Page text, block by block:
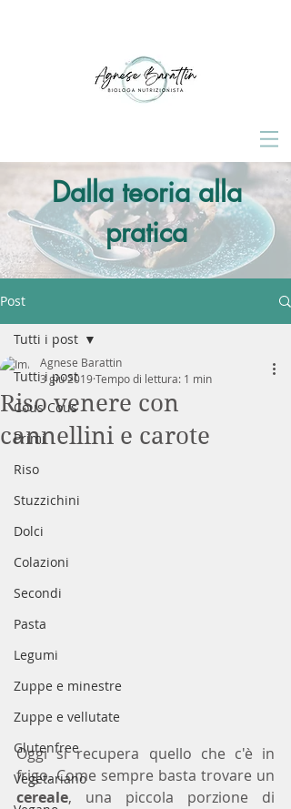
Dalla teoria alla
pratica
Post
Tutti i post
Cous Cous
Primi
Riso
Stuzzichini
Dolci
Colazioni
Secondi
Pasta
Legumi
Zuppe e minestre
Zuppe e vellutate
Glutenfree
Vegetariano
Tutti i post
Riso venere con
cannellini e carote
Agnese Barattin
3 giu 2019Tempo di lettura: 1 min
Oggi si recupera quello che c'è in
cereale